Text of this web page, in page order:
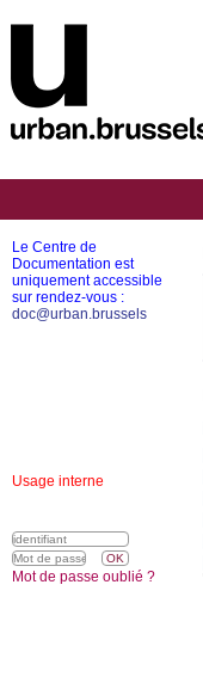
Le Centre de
Documentation est
uniquement accessible
sur rendez-vous :
doc@urban.brussels
Usage interne
Mot de passe oublié ?